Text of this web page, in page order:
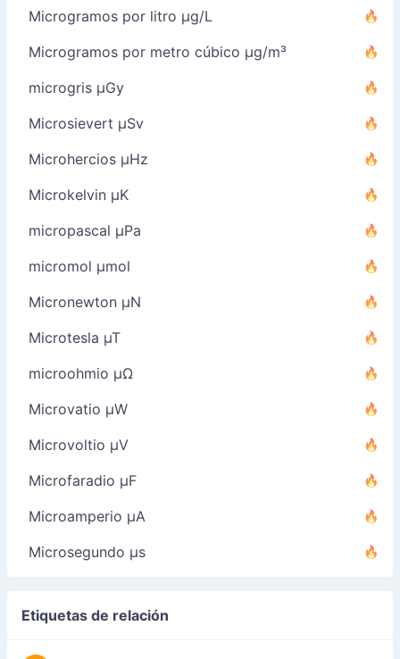
Microgramos por litro µg/L
Microgramos por metro cúbico µg/m³
microgris µGy
Microsievert µSv
Microhercios µHz
Microkelvin µK
micropascal µPa
micromol µmol
Micronewton µN
Microtesla µT
microohmio µΩ
Microvatio µW
Microvoltio µV
Microfaradio µF
Microamperio µA
Microsegundo µs
Etiquetas de relación